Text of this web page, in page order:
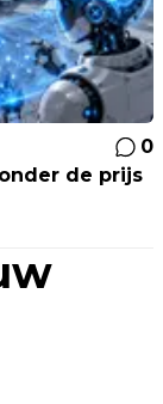
0
de prijs